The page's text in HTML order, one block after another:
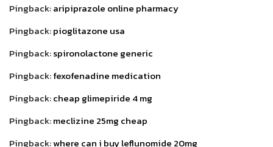
Pingback:aripiprazole online pharmacy
Pingback:pioglitazone usa
Pingback:spironolactone generic
Pingback:fexofenadine medication
Pingback:cheap glimepiride 4 mg
Pingback:meclizine 25mg cheap
Pingback:where can i buy leflunomide 20mg